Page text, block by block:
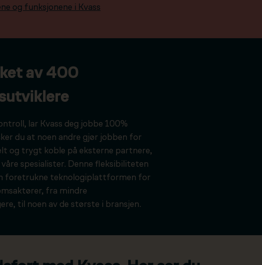
og funksjonene i Kvass
av 400
lar Kvass deg jobbe 100%
du at noen andre gjør jobben for
og trygt koble på eksterne partnere,
våre spesialister. Denne fleksibiliteten
foretrukne teknologiplattformen for
fra mindre
til noen av de største i bransjen.